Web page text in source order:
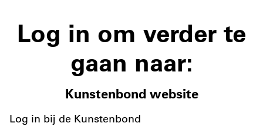
Log in om verder te
gaan naar:
Kunstenbond website
Log in bij de Kunstenbond